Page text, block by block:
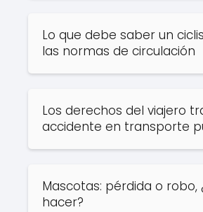
Lo que debe saber un
las normas de circulación
Los derechos del viajero
accidente en transporte
Mascotas: pérdida o robo,
hacer?